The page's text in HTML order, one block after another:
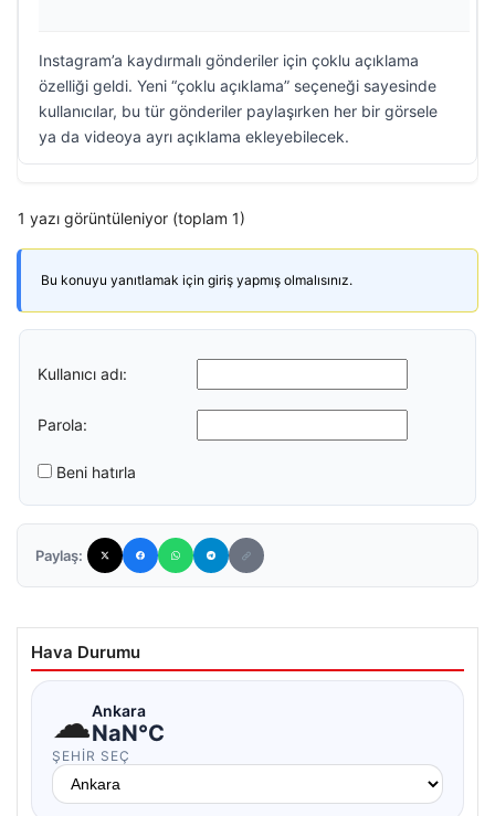
Instagram’a kaydırmalı gönderiler için çoklu açıklama
özelliği geldi. Yeni “çoklu açıklama” seçeneği sayesinde
kullanıcılar, bu tür gönderiler paylaşırken her bir görsele
ya da videoya ayrı açıklama ekleyebilecek.
1 yazı görüntüleniyor (toplam 1)
Bu konuyu yanıtlamak için giriş yapmış olmalısınız.
Kullanıcı adı:
Parola:
Beni hatırla
Paylaş:
Hava Durumu
☁Ankara
NaN°C
ŞEHIR SEÇ